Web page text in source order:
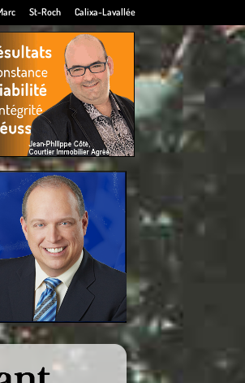
St-Roch Calixa-Lavallée